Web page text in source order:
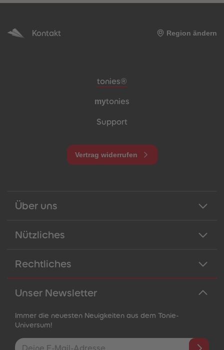
Kontakt Region ändern
Meta-Navigation Footer
tonies®
mytonies
Support
Vertrag widerrufen
Über uns
Nützliches
Rechtliches
Unser Newsletter
Immer die neuesten Neuigkeiten aus dem Tonie-
Universum!
E-Mail-Addresse